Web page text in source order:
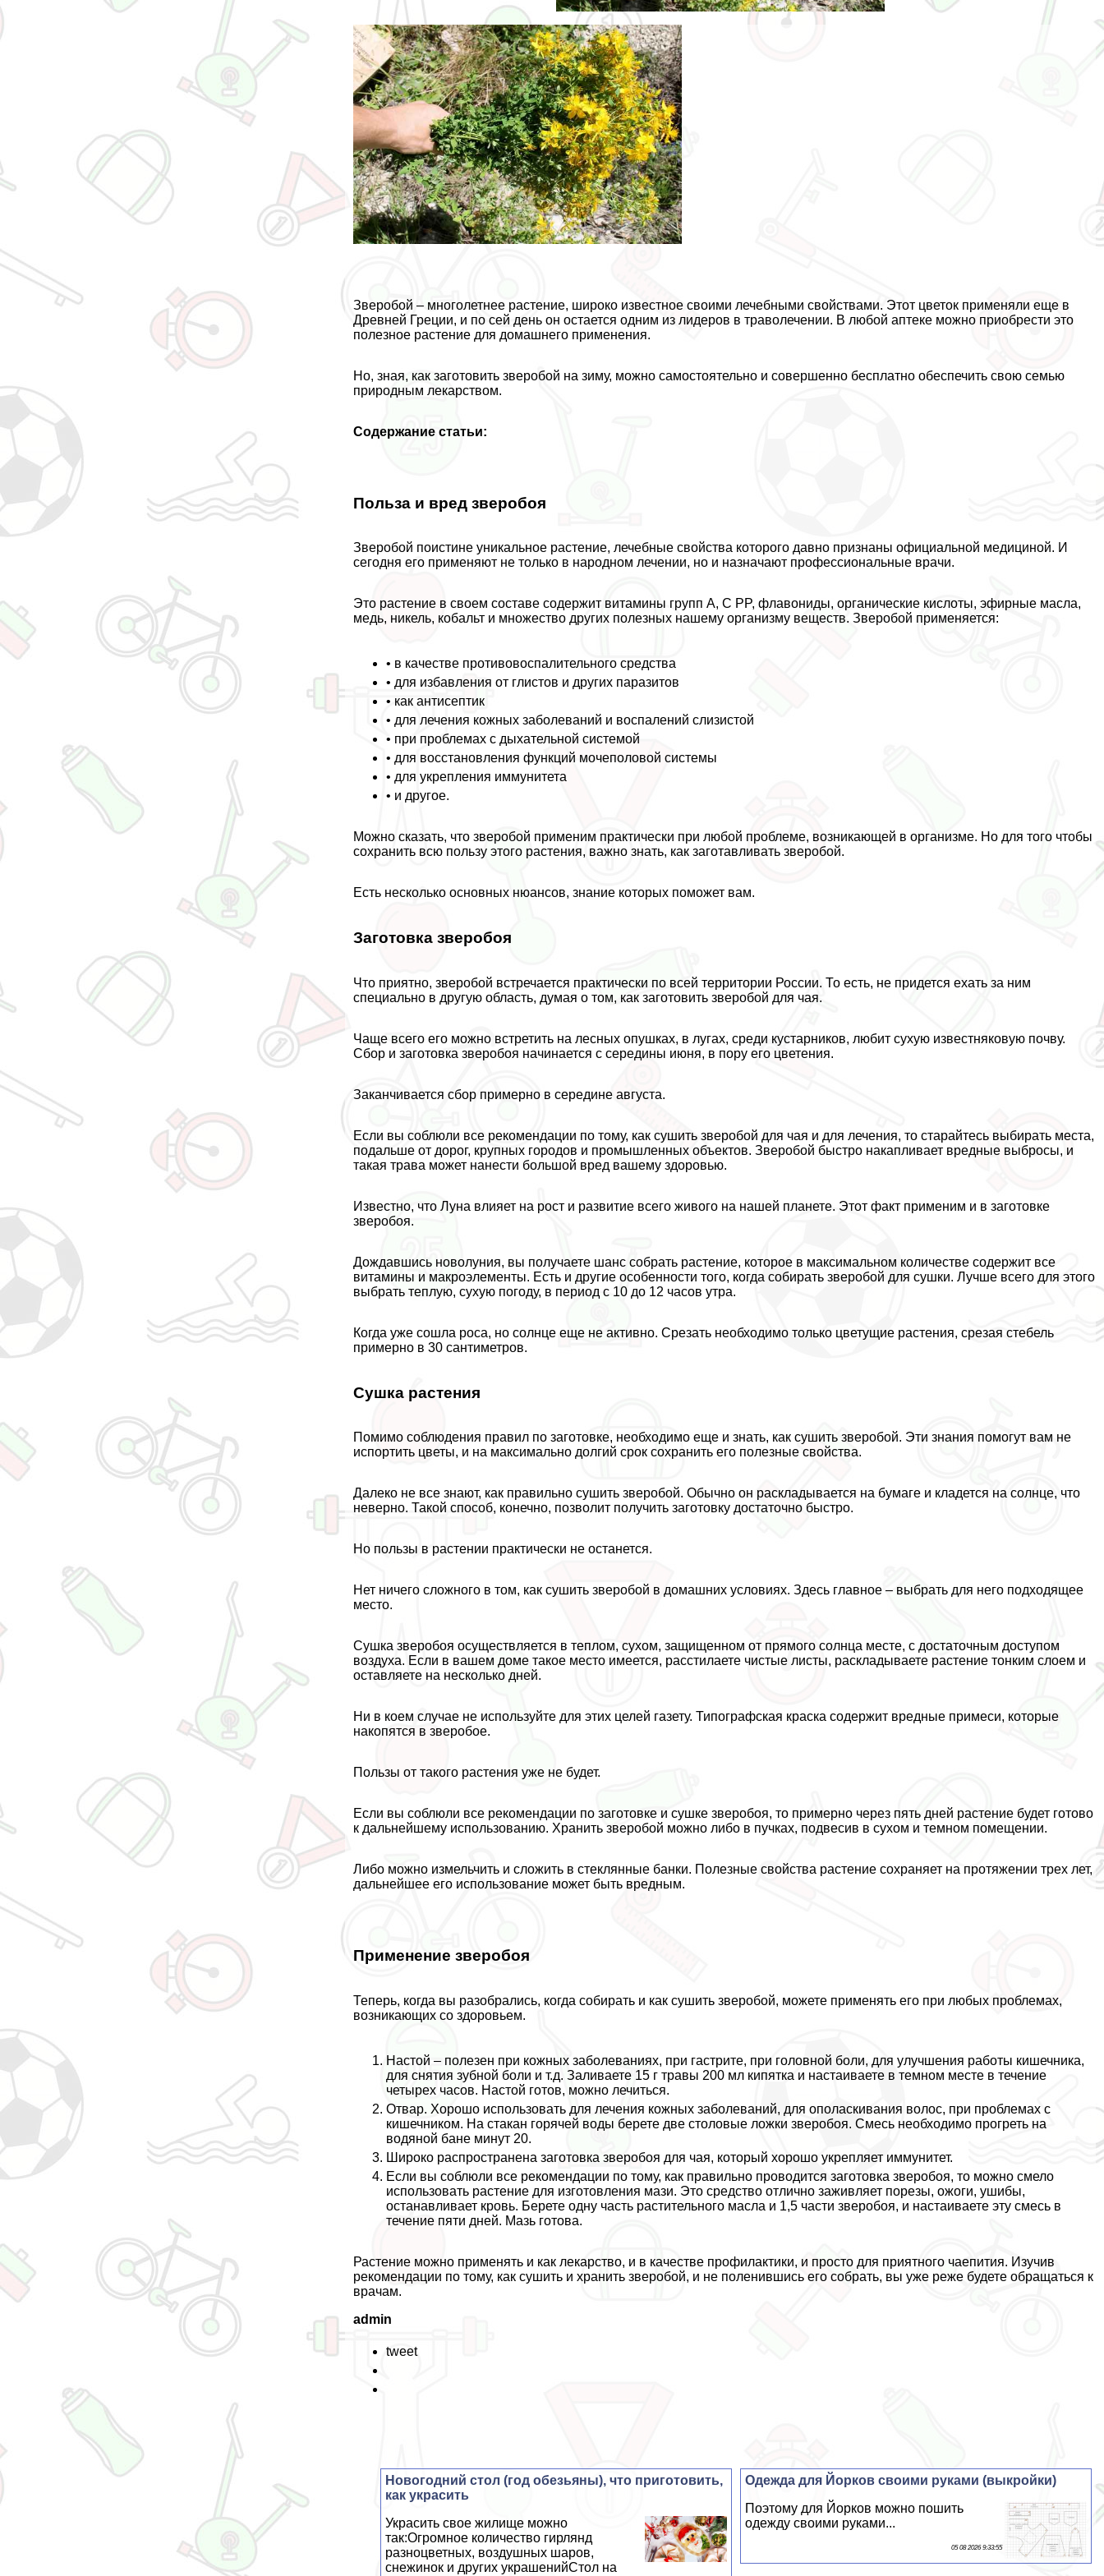
Зверобой – многолетнее растение, широко известное своими лечебными свойствами. Этот цветок применяли еще в
Древней Греции, и по сей день он остается одним из лидеров в траволечении. В любой аптеке можно приобрести это
полезное растение для домашнего применения.
Но, зная, как заготовить зверобой на зиму, можно самостоятельно и совершенно бесплатно обеспечить свою семью
природным лекарством.
Содержание статьи:
Польза и вред зверобоя
Зверобой поистине уникальное растение, лечебные свойства которого давно признаны официальной медициной. И
сегодня его применяют не только в народном лечении, но и назначают профессиональные врачи.
Это растение в своем составе содержит витамины групп A, C PP, флавониды, органические кислоты, эфирные масла,
медь, никель, кобальт и множество других полезных нашему организму веществ. Зверобой применяется:
• в качестве противовоспалительного средства
• для избавления от глистов и других паразитов
• как антисептик
• для лечения кожных заболеваний и воспалений слизистой
• при проблемах с дыхательной системой
• для восстановления функций мочепoлoвoй системы
• для укрепления иммунитета
• и другое.
Можно сказать, что зверобой применим пpaктически при любой проблеме, возникающей в организме. Но для того чтобы
сохранить всю пользу этого растения, важно знать, как заготавливать зверобой.
Есть несколько основных нюансов, знание которых поможет вам.
Заготовка зверобоя
Что приятно, зверобой встречается пpaктически по всей территории России. То есть, не придется ехать за ним
специально в другую область, думая о том, как заготовить зверобой для чая.
Чаще всего его можно встретить на лесных опушках, в лугах, среди кустарников, любит сухую известняковую почву.
Сбор и заготовка зверобоя начинается с середины июня, в пору его цветения.
Заканчивается сбор примерно в середине августа.
Если вы соблюли все рекомендации по тому, как сушить зверобой для чая и для лечения, то старайтесь выбирать места,
подальше от дорог, крупных городов и промышленных объектов. Зверобой быстро накапливает вредные выбросы, и
такая трава может нанести большой вред вашему здоровью.
Известно, что Луна влияет на рост и развитие всего живого на нашей планете. Этот факт применим и в заготовке
зверобоя.
Дождавшись новолуния, вы получаете шанс собрать растение, которое в максимальном количестве содержит все
витамины и макроэлементы. Есть и другие особенности того, когда собирать зверобой для сушки. Лучше всего для этого
выбрать теплую, сухую погоду, в период с 10 до 12 часов утра.
Когда уже сошла роса, но солнце еще не активно. Срезать необходимо только цветущие растения, срезая стебель
примерно в 30 сантиметров.
Сушка растения
Помимо соблюдения правил по заготовке, необходимо еще и знать, как сушить зверобой. Эти знания помогут вам не
испортить цветы, и на максимально долгий срок сохранить его полезные свойства.
Далеко не все знают, как правильно сушить зверобой. Обычно он раскладывается на бумаге и кладется на солнце, что
неверно. Такой способ, конечно, позволит получить заготовку достаточно быстро.
Но пользы в растении пpaктически не останется.
Нет ничего сложного в том, как сушить зверобой в домашних условиях. Здесь главное – выбрать для него подходящее
место.
Сушка зверобоя осуществляется в теплом, сухом, защищенном от прямого солнца месте, с достаточным доступом
воздуха. Если в вашем доме такое место имеется, расстилаете чистые листы, раскладываете растение тонким слоем и
оставляете на несколько дней.
Ни в коем случае не используйте для этих целей газету. Типографская краска содержит вредные примеси, которые
накопятся в зверобое.
Пользы от такого растения уже не будет.
Если вы соблюли все рекомендации по заготовке и сушке зверобоя, то примерно через пять дней растение будет готово
к дальнейшему использованию. Хранить зверобой можно либо в пучках, подвесив в сухом и темном помещении.
Либо можно измельчить и сложить в стеклянные банки. Полезные свойства растение сохраняет на протяжении трех лет,
дальнейшее его использование может быть вредным.
Применение зверобоя
Теперь, когда вы разобрались, когда собирать и как сушить зверобой, можете применять его при любых проблемах,
возникающих со здоровьем.
Настой – полезен при кожных заболеваниях, при гастрите, при головной боли, для улучшения работы кишечника,
для снятия зубной боли и т.д. Заливаете 15 г травы 200 мл кипятка и настаиваете в темном месте в течение
четырех часов. Настой готов, можно лечиться.
Отвар. Хорошо использовать для лечения кожных заболеваний, для ополаскивания волос, при проблемах с
кишечником. На стакан горячей воды берете две столовые ложки зверобоя. Смесь необходимо прогреть на
водяной бане минут 20.
Широко распространена заготовка зверобоя для чая, который хорошо укрепляет иммунитет.
Если вы соблюли все рекомендации по тому, как правильно проводится заготовка зверобоя, то можно смело
использовать растение для изготовления мази. Это средство отлично заживляет порезы, ожоги, ушибы,
останавливает кровь. Берете одну часть растительного масла и 1,5 части зверобоя, и настаиваете эту смесь в
течение пяти дней. Мазь готова.
Растение можно применять и как лекарство, и в качестве профилактики, и просто для приятного чаепития. Изучив
рекомендации по тому, как сушить и хранить зверобой, и не поленившись его собрать, вы уже реже будете обращаться к
врачам.
admin
tweet
Одежда для Йорков своими руками (выкройки)
Поэтому для Йорков можно пошить
одежду своими руками...
05 08 2026 9:33:55
Новогодний стол (год обезьяны), что приготовить,
как украсить
Украсить свое жилище можно
так:Огромное количество гирлянд
разноцветных, воздушных шаров,
снежинок и других украшенийСтол на